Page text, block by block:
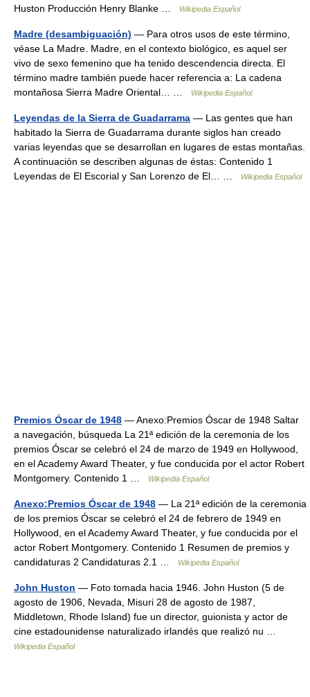
Huston Producción Henry Blanke …
Wikipedia Español
Madre (desambiguación) — Para otros usos de este término,
véase La Madre. Madre, en el contexto biológico, es aquel ser
vivo de sexo femenino que ha tenido descendencia directa. El
término madre también puede hacer referencia a: La cadena
montañosa Sierra Madre Oriental… …
Wikipedia Español
Leyendas de la Sierra de Guadarrama — Las gentes que han
habitado la Sierra de Guadarrama durante siglos han creado
varias leyendas que se desarrollan en lugares de estas montañas.
A continuación se describen algunas de éstas: Contenido 1
Leyendas de El Escorial y San Lorenzo de El… …
Wikipedia Español
Premios Óscar de 1948 — Anexo:Premios Óscar de 1948 Saltar
a navegación, búsqueda La 21ª edición de la ceremonia de los
premios Óscar se celebró el 24 de marzo de 1949 en Hollywood,
en el Academy Award Theater, y fue conducida por el actor Robert
Montgomery. Contenido 1 …
Wikipedia Español
Anexo:Premios Óscar de 1948 — La 21ª edición de la ceremonia
de los premios Óscar se celebró el 24 de febrero de 1949 en
Hollywood, en el Academy Award Theater, y fue conducida por el
actor Robert Montgomery. Contenido 1 Resumen de premios y
candidaturas 2 Candidaturas 2.1 …
Wikipedia Español
John Huston — Foto tomada hacia 1946. John Huston (5 de
agosto de 1906, Nevada, Misuri 28 de agosto de 1987,
Middletown, Rhode Island) fue un director, guionista y actor de
cine estadounidense naturalizado irlandés que realizó nu …
Wikipedia Español